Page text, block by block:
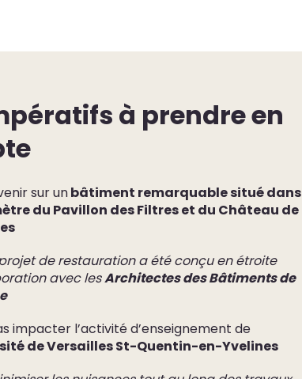
à prendre en
sur unbâtiment remarquable situé dans
du Pavillon des Filtres et du Château de
de restauration a été conçu en étroite
avec lesArchitectes des Bâtiments de
impacter l’activité d’enseignement de
de Versailles St-Quentin-en-Yvelines